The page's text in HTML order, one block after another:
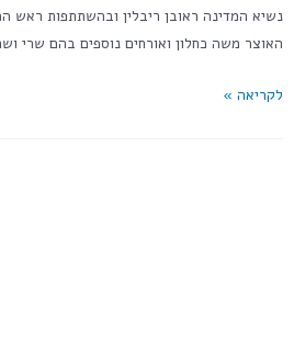
נשיא המדינה ראובן ריבלין ובהשתתפות ראש
האוצר משה כחלון ואורחים נוספים בהם שרי
לקריאה »